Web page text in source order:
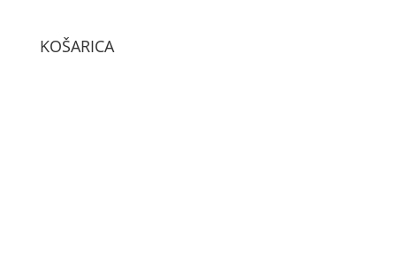
KOŠARICA